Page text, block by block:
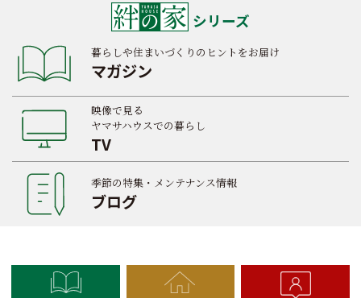
シリーズ
暮らしや住まいづくりのヒントをお届け
マガジン
映像で見る
ヤマサハウスでの暮らし
TV
季節の特集・メンテナンス情報
ブログ